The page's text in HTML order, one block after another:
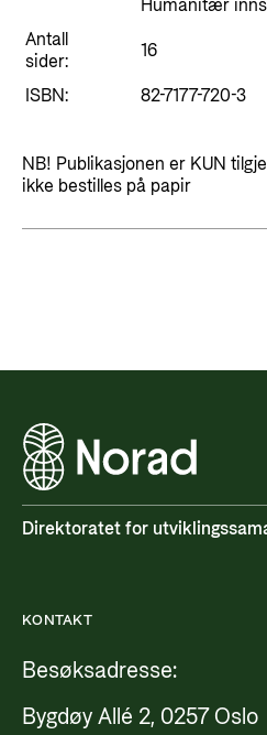
Styresett og økonomisk
For næringslivet
Statsgarantiordningen
fornybar energi
Evalueringer (Norec)
Historie
Kontakt
Postjournal
Personvern
Humanitær
Antall
sider:
16
ISBN:
82-7177-720-3
NB! Publikasjonen er KUN
ikke bestilles på papir
Direktoratet for
KONTAKT
Besøksadresse:
Bygdøy Allé 2, 0257 Oslo